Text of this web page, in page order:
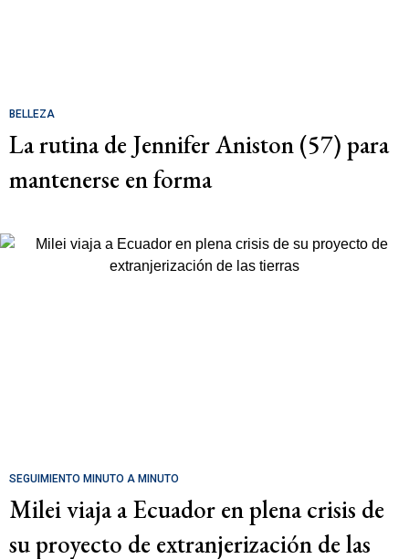
BELLEZA
La rutina de Jennifer Aniston (57) para
mantenerse en forma
SEGUIMIENTO MINUTO A MINUTO
Milei viaja a Ecuador en plena crisis de
su proyecto de extranjerización de las